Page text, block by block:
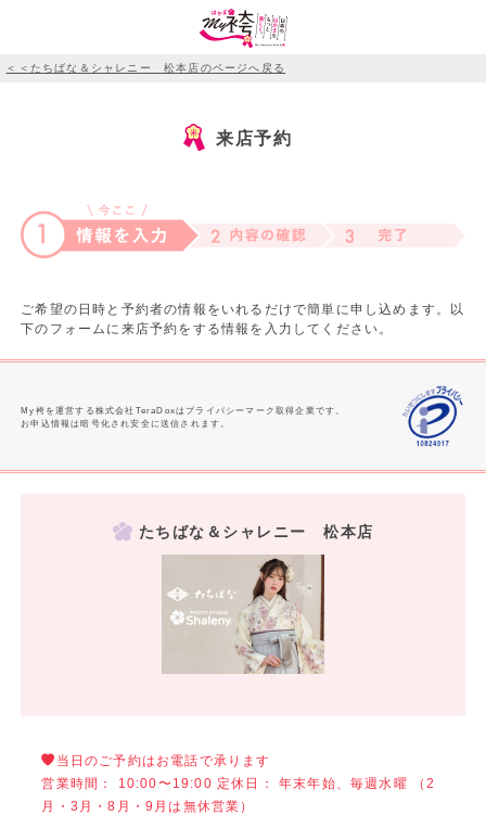
＜＜たちばな＆シャレニー 松本店のページへ戻る
来店予約
ご希望の日時と予約者の情報をいれるだけで簡単に申し込めます。以
下のフォームに来店予約をする情報を入力してください。
My袴を運営する株式会社TeraDoxはプライバシーマーク取得企業です。
お申込情報は暗号化され安全に送信されます。
たちばな＆シャレニー 松本店
当日のご予約はお電話で承ります
営業時間： 10:00〜19:00 定休日： 年末年始、毎週水曜 （2
月・3月・8月・9月は無休営業）